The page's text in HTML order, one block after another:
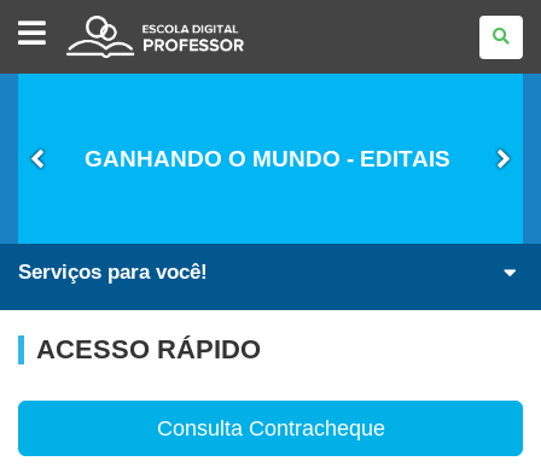
ESCOLA
DIGITAL
-
PROFESSOR
GANHANDO O MUNDO - EDITAIS
Serviços para você!
ACESSO RÁPIDO
Consulta Contracheque